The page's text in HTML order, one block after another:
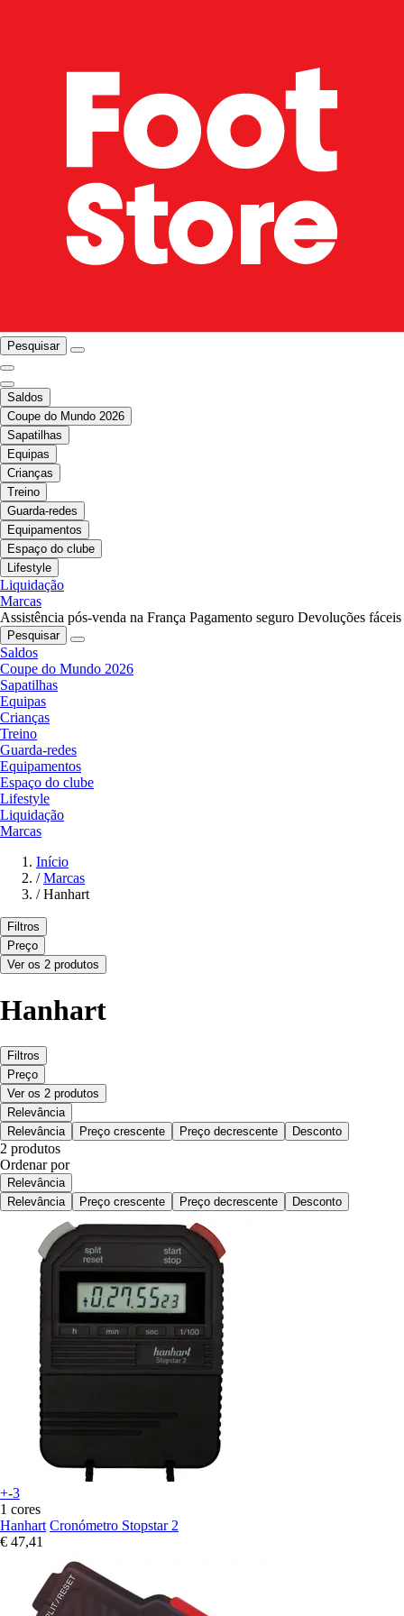
Pesquisar
Saldos
Coupe do Mundo 2026
Sapatilhas
Equipas
Crianças
Treino
Guarda-redes
Equipamentos
Espaço do clube
Lifestyle
Liquidação
Marcas
Assistência pós-venda na França Pagamento seguro Devoluções fáceis
Pesquisar
Saldos
Coupe do Mundo 2026
Sapatilhas
Equipas
Crianças
Treino
Guarda-redes
Equipamentos
Espaço do clube
Lifestyle
Liquidação
Marcas
Início
/ Marcas
/ Hanhart
Filtros
Preço
Ver os 2 produtos
Hanhart
Filtros
Preço
Ver os 2 produtos
Relevância
Relevância
Preço crescente Preço decrescente Desconto
2 produtos
Ordenar por
Relevância
Relevância
Preço crescente Preço decrescente Desconto
+-3
1 cores
Hanhart Cronómetro Stopstar 2
€ 47,41